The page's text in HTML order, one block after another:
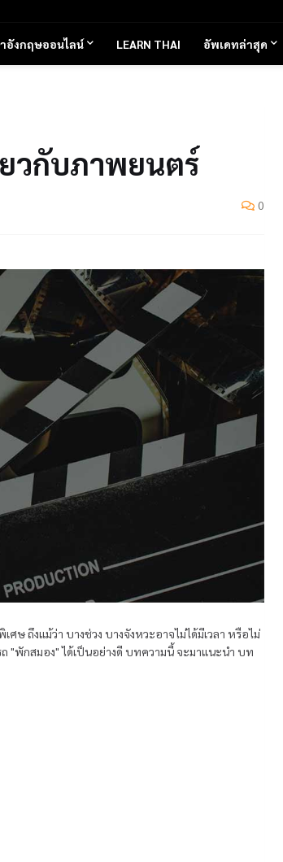
อังกฤษออนไลน์ LEARN THAI อัพเดทล่าสุด
วกับภาพยนตร์
0
ถึงแม้ว่า บางช่วง บางจังหวะอาจไม่ได้มีเวลา หรือไม่
"พักสมอง" ได้เป็นอย่างดี บทความนี้ จะมาแนะนำ บท